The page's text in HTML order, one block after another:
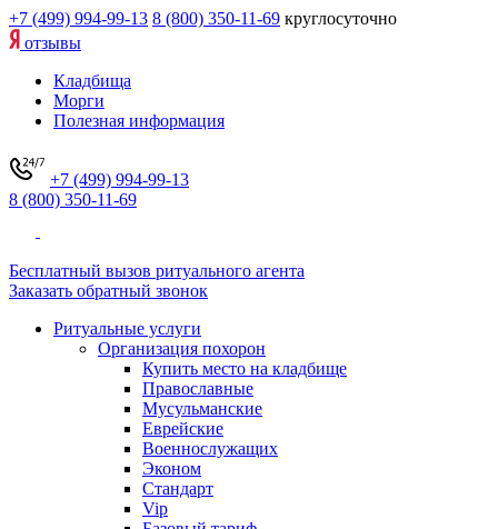
+7 (499) 994-99-13 8 (800) 350-11-69 круглосуточно
отзывы
Кладбища
Морги
Полезная информация
+7 (499) 994-99-13
8 (800) 350-11-69
Бесплатный вызов ритуального агента
Заказать обратный звонок
Ритуальные услуги
Организация похорон
Купить место на кладбище
Православные
Мусульманские
Еврейские
Военнослужащих
Эконом
Стандарт
Vip